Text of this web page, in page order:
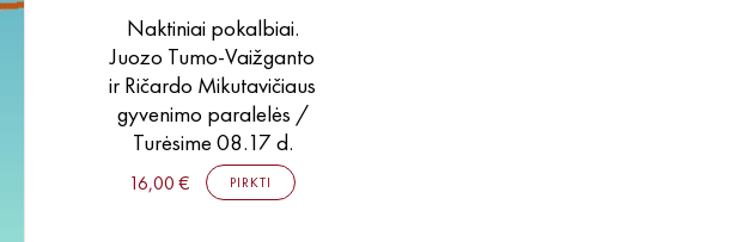
Naktiniai pokalbiai.
Juozo Tumo-Vaižganto
ir Ričardo Mikutavičiaus
gyvenimo paralelės /
Turėsime 08.17 d.
16,00 € PIRKTI